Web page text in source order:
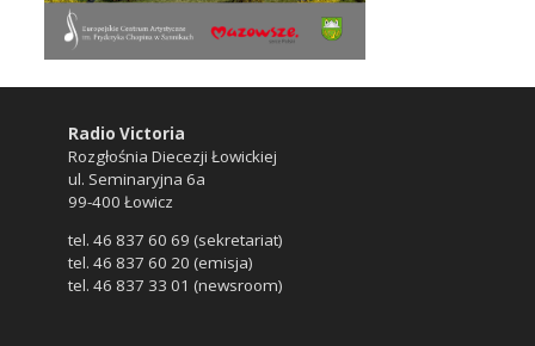
Radio Victoria
Rozgłośnia Diecezji Łowickiej
ul. Seminaryjna 6a
99-400 Łowicz
tel. 46 837 60 69 (sekretariat)
tel. 46 837 60 20 (emisja)
tel. 46 837 33 01 (newsroom)